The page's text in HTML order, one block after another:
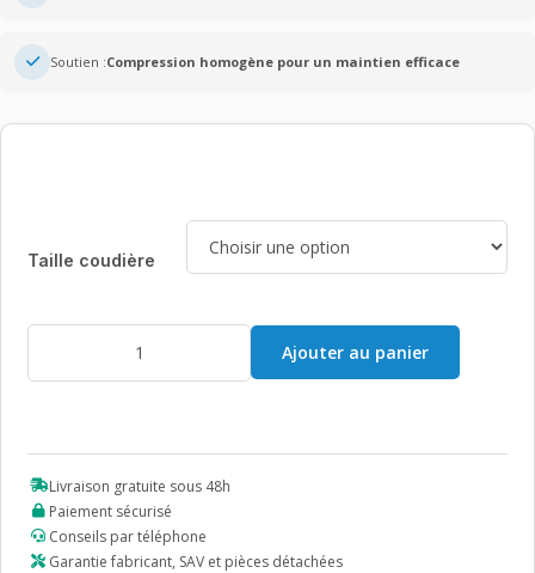
Soutien :Compression homogène pour un maintien efficace
Taille coudière
Coudière
Ajouter au panier
Livraison gratuite sous 48h
Paiement sécurisé
Conseils par téléphone
Garantie fabricant, SAV et pièces détachées